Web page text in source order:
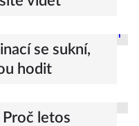
se sukní,
hodit
Proč letos